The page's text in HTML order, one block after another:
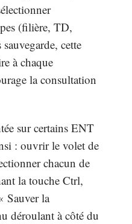
(filière, TD,
cette
à chaque
la consultation
sur certains ENT
: ouvrir le volet de
chacun de
la touche Ctrl,
Sauver la
déroulant à côté du